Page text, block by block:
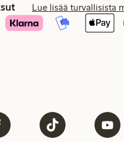
Lue lisää turvallisista